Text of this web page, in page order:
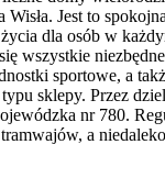
Jest to
dla osób w
wszystkie
sportowe, a
sklepy. Przez
nr 780.
a